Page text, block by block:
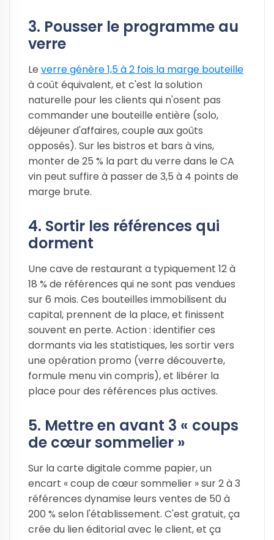
3. Pousser le programme au
verre
Le verre génère 1,5 à 2 fois la marge bouteille
à coût équivalent, et c'est la solution
naturelle pour les clients qui n'osent pas
commander une bouteille entière (solo,
déjeuner d'affaires, couple aux goûts
opposés). Sur les bistros et bars à vins,
monter de 25 % la part du verre dans le CA
vin peut suffire à passer de 3,5 à 4 points de
marge brute.
4. Sortir les références qui
dorment
Une cave de restaurant a typiquement 12 à
18 % de références qui ne sont pas vendues
sur 6 mois. Ces bouteilles immobilisent du
capital, prennent de la place, et finissent
souvent en perte. Action : identifier ces
dormants via les statistiques, les sortir vers
une opération promo (verre découverte,
formule menu vin compris), et libérer la
place pour des références plus actives.
5. Mettre en avant 3 « coups
de cœur sommelier »
Sur la carte digitale comme papier, un
encart « coup de cœur sommelier » sur 2 à 3
références dynamise leurs ventes de 50 à
200 % selon l'établissement. C'est gratuit, ça
crée du lien éditorial avec le client, et ça